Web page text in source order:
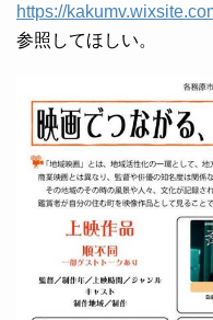
https://
参照してほしい。